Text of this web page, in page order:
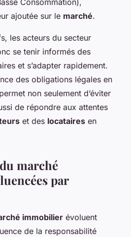
ajoutée sur le marché.
les acteurs du secteur
se tenir informés des
et s’adapter rapidement.
des obligations légales en
non seulement d’éviter
de répondre aux attentes
et des locataires en
marché
par
immobilier évoluent
de la responsabilité